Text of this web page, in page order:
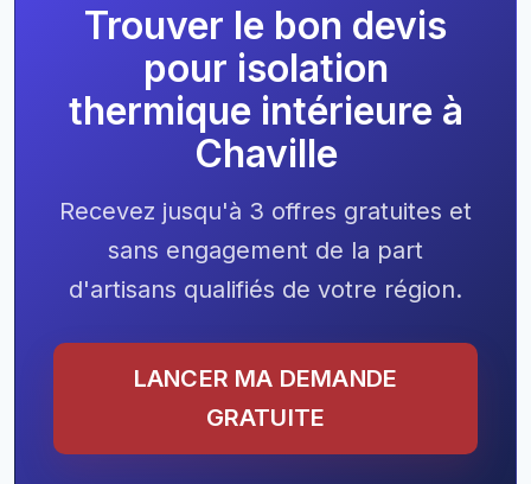
Trouver le bon devis
pour isolation
thermique intérieure à
Chaville
Recevez jusqu'à 3 offres gratuites et
sans engagement de la part
d'artisans qualifiés de votre région.
LANCER MA DEMANDE
GRATUITE